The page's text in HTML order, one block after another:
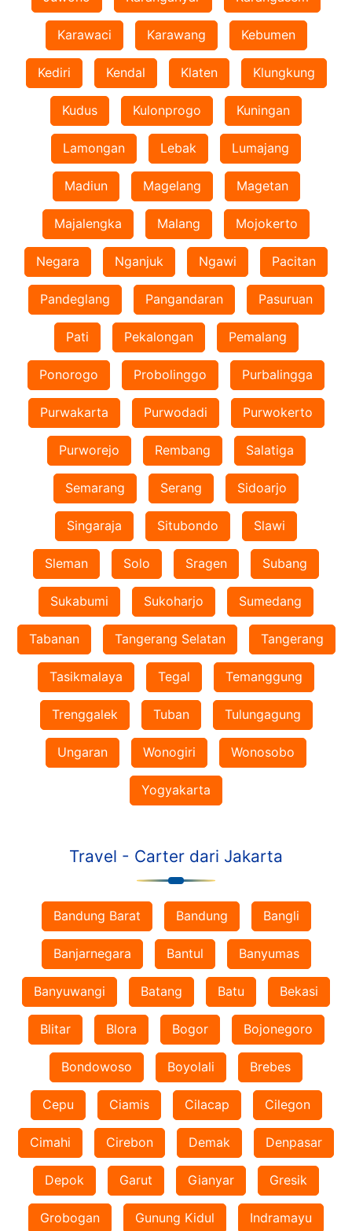
Karawaci Karawang Kebumen
Kediri Kendal Klaten Klungkung
Kudus Kulonprogo Kuningan
Lamongan Lebak Lumajang
Madiun Magelang Magetan
Majalengka Malang Mojokerto
Negara Nganjuk Ngawi Pacitan
Pandeglang Pangandaran Pasuruan
Pati Pekalongan Pemalang
Ponorogo Probolinggo Purbalingga
Purwakarta Purwodadi Purwokerto
Purworejo Rembang Salatiga
Semarang Serang Sidoarjo
Singaraja Situbondo Slawi
Sleman Solo Sragen Subang
Sukabumi Sukoharjo Sumedang
Tabanan Tangerang Selatan Tangerang
Tasikmalaya Tegal Temanggung
Trenggalek Tuban Tulungagung
Ungaran Wonogiri Wonosobo
Yogyakarta
Travel - Carter dari Jakarta
Bandung Barat Bandung Bangli
Banjarnegara Bantul Banyumas
Banyuwangi Batang Batu Bekasi
Blitar Blora Bogor Bojonegoro
Bondowoso Boyolali Brebes
Cepu Ciamis Cilacap Cilegon
Cimahi Cirebon Demak Denpasar
Depok Garut Gianyar Gresik
Grobogan Gunung Kidul Indramayu